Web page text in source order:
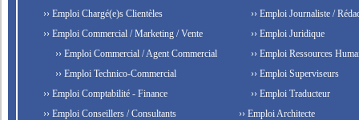
›› Emploi Chargé(e)s Clientèles
›› Emploi Commercial / Marketing / Vente
›› Emploi Commercial / Agent Commercial
›› Emploi Technico-Commercial
›› Emploi Comptabilité - Finance
›› Emploi Conseillers / Consultants
›› Emploi Journaliste /
›› Emploi Juridique
›› Emploi Ressources
›› Emploi Superviseurs
›› Emploi Traducteur
›› Emploi Architecte